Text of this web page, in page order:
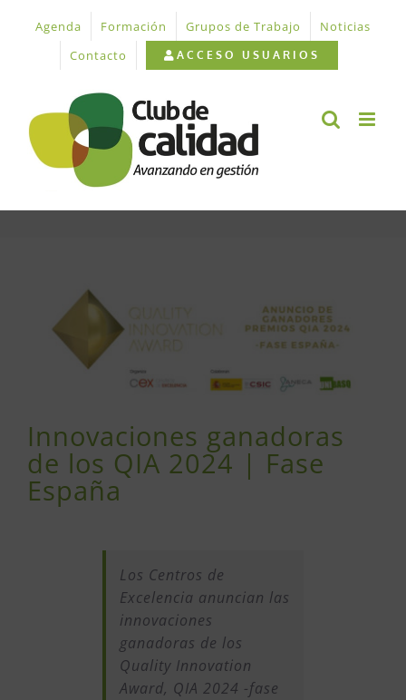
contenido
Agenda Formación Grupos de Trabajo
Noticias
Contacto
ACCESO USUARIOS
imagen
más
grande
Innovaciones ganadoras
de los QIA 2024 | Fase
España
Los Centros de
Excelencia anuncian las
innovaciones
ganadoras de los
Quality Innovation
Award, QIA 2024 -fase